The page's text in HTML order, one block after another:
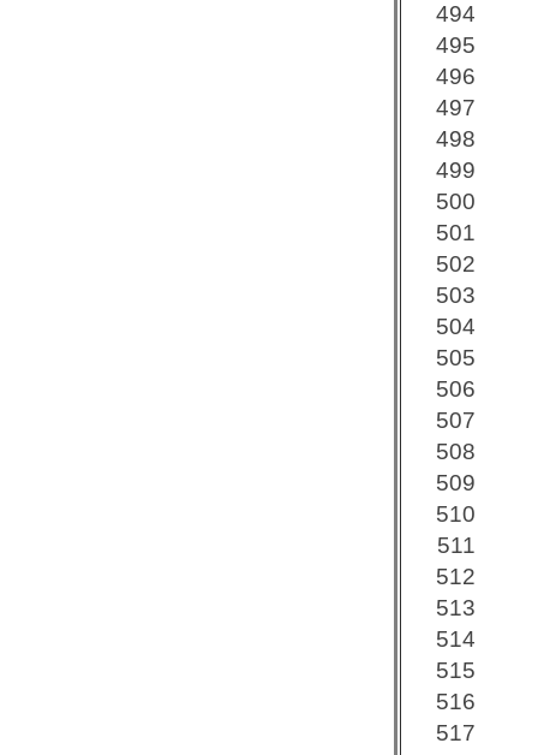
494
495
496
497
498
499
500
501
502
503
504
505
506
507
508
509
510
511
512
513
514
515
516
517